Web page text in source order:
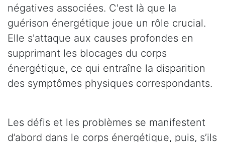
négatives associées. C'est là que la
guérison énergétique joue un rôle crucial.
Elle s'attaque aux causes profondes en
supprimant les blocages du corps
énergétique, ce qui entraîne la disparition
des symptômes physiques correspondants.
Les défis et les problèmes se manifestent
d’abord dans le corps énergétique, puis, s’ils